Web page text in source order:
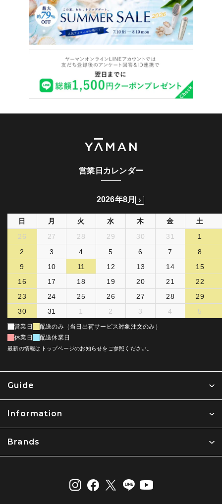
Guide
Information
Brands
営業日カレンダー
2026年8月
日 月 火 水 木 金
土
26
27 28 29 30 31
1
2
3 4 5 6 7
8
9
10 11 12 13 14
15
16
17 18 19 20 21
22
23
24 25 26 27 28
29
30
31 1 2 3 4 5
営業日
配送のみ（当日出荷サービス対象注文のみ）
休業日
配送休業日
最新の情報はトップページのお知らせをご参照ください。